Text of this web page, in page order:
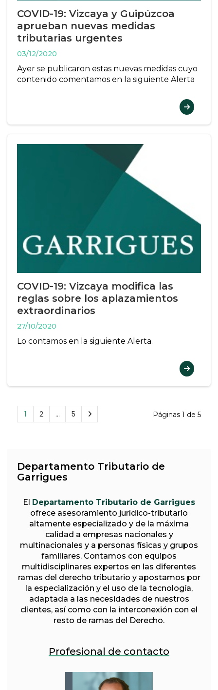
COVID-19: Vizcaya y Guipúzcoa
aprueban nuevas medidas
tributarias urgentes
03/12/2020
Ayer se publicaron estas nuevas medidas cuyo
contenido comentamos en la siguiente Alerta
COVID-19: Vizcaya modifica las
reglas sobre los aplazamientos
extraordinarios
27/10/2020
Lo contamos en la siguiente Alerta.
Páginas 1 de 5
1 2 … 5
Departamento Tributario de
Garrigues
El Departamento Tributario de Garrigues
ofrece asesoramiento jurídico-tributario
altamente especializado y de la máxima
calidad a empresas nacionales y
multinacionales y a personas físicas y grupos
familiares. Contamos con equipos
multidisciplinares expertos en las diferentes
ramas del derecho tributario y apostamos por
la especialización y el uso de la tecnología,
adaptada a las necesidades de nuestros
clientes, así como con la interconexión con el
resto de ramas del Derecho.
Profesional de contacto